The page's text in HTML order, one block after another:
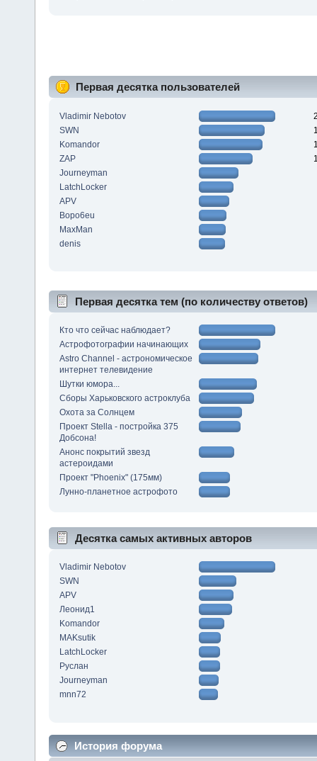
Первая десятка пользователей
Vladimir Nebotov
SWN
Komandor
ZAP
Journeyman
LatchLocker
APV
Bopo6eu
MaxMan
denis
Первая десятка тем (по количеству ответов)
Кто что сейчас наблюдает?
Астрофотографии начинающих
Astro Channel - астрономическое
интернет телевидение
Шутки юмора...
Сборы Харьковского астроклуба
Охота за Солнцем
Проект Stella - постройка 375
Добсона!
Анонс покрытий звезд
астероидами
Проект "Phoenix" (175мм)
Лунно-планетное астрофото
Десятка самых активных авторов
Vladimir Nebotov
SWN
APV
Леонид1
Komandor
MAKsutik
LatchLocker
Руслан
Journeyman
mnn72
История форума